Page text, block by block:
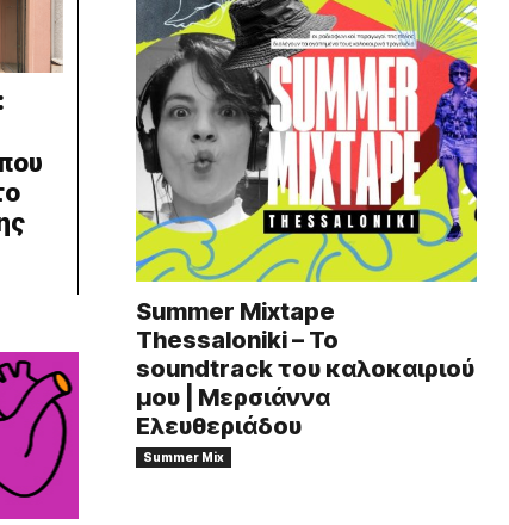
Summer Mixtape
Thessaloniki – Το
soundtrack του καλοκαιριού
μου | Μερσιάννα
Ελευθεριάδου
Summer Mix